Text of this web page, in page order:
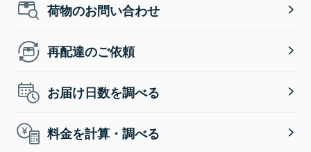
荷物のお問い合わせ
再配達のご依頼
お届け日数を調べる
料金を計算・調べる